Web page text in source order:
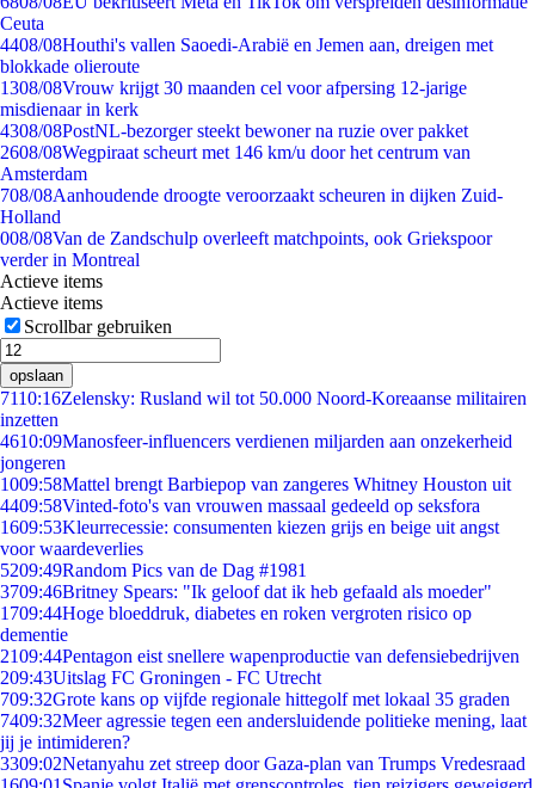
Ceuta
4408/08Houthi's vallen Saoedi-Arabië en Jemen aan, dreigen met
blokkade olieroute
1308/08Vrouw krijgt 30 maanden cel voor afpersing 12-jarige
misdienaar in kerk
4308/08PostNL-bezorger steekt bewoner na ruzie over pakket
2608/08Wegpiraat scheurt met 146 km/u door het centrum van
Amsterdam
708/08Aanhoudende droogte veroorzaakt scheuren in dijken Zuid-
Holland
008/08Van de Zandschulp overleeft matchpoints, ook Griekspoor
verder in Montreal
Actieve items
Actieve items
Scrollbar gebruiken
opslaan
7110:16Zelensky: Rusland wil tot 50.000 Noord-Koreaanse militairen
inzetten
4610:09Manosfeer-influencers verdienen miljarden aan onzekerheid
jongeren
1009:58Mattel brengt Barbiepop van zangeres Whitney Houston uit
4409:58Vinted-foto's van vrouwen massaal gedeeld op seksfora
1609:53Kleurrecessie: consumenten kiezen grijs en beige uit angst
voor waardeverlies
5209:49Random Pics van de Dag #1981
3709:46Britney Spears: "Ik geloof dat ik heb gefaald als moeder"
1709:44Hoge bloeddruk, diabetes en roken vergroten risico op
dementie
2109:44Pentagon eist snellere wapenproductie van defensiebedrijven
209:43Uitslag FC Groningen - FC Utrecht
709:32Grote kans op vijfde regionale hittegolf met lokaal 35 graden
7409:32Meer agressie tegen een andersluidende politieke mening, laat
jij je intimideren?
3309:02Netanyahu zet streep door Gaza-plan van Trumps Vredesraad